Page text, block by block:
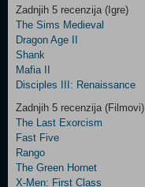
Control
Field
Three
Newsletter
Zadnjih 5 recenzija (Igre)
The Sims Medieval
Dragon Age II
Shank
Mafia II
Disciples III: Renaissance
Zadnjih 5 recenzija (Filmovi)
The Last Exorcism
Fast Five
Rango
The Green Hornet
X-Men: First Class